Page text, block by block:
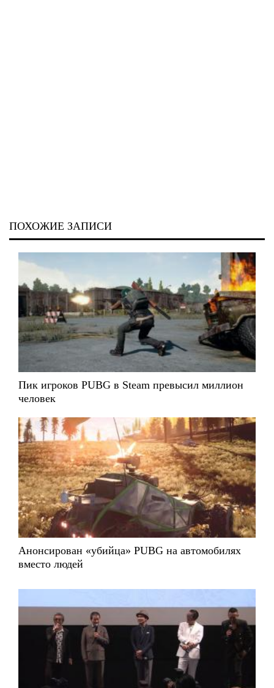
ПОХОЖИЕ ЗАПИСИ
Пик игроков PUBG в Steam превысил миллион
человек
Анонсирован «убийца» PUBG на автомобилях
вместо людей